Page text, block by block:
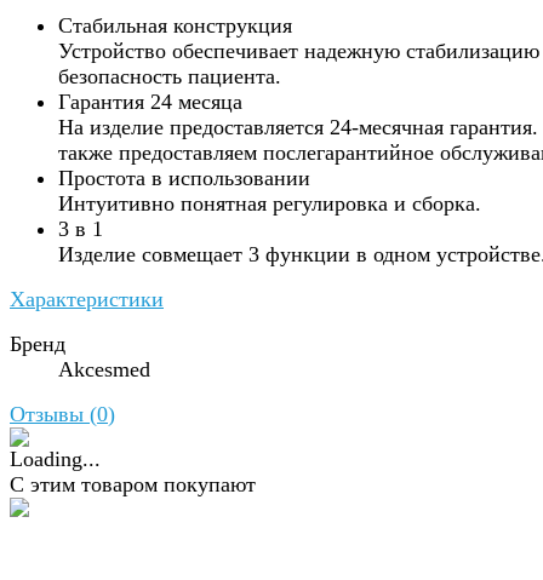
Стабильная конструкция
Устройство обеспечивает надежную
безопасность пациента.
Гарантия 24 месяца
На изделие предоставляется 24-месячная
также предоставляем послегарантийное
Простота в использовании
Интуитивно понятная регулировка и сборка.
3 в 1
Изделие совмещает 3 функции в одном
Характеристики
Бренд
Akcesmed
Отзывы (0)
С этим товаром покупают